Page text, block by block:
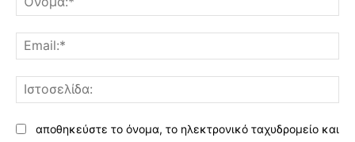
αποθηκεύστε το όνομα, το ηλεκτρονικό ταχυδρομείο και